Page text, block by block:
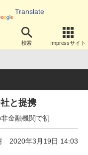
Translate
検索 Impressサイト
と提携
金融機関で初
2020年3月19日 14:03